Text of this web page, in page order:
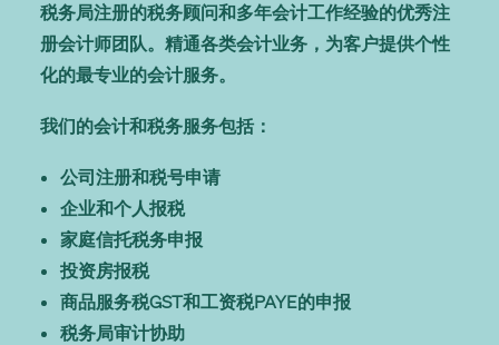
税务局注册的税务顾问和多年会计工作经验的优秀注
册会计师团队。精通各类会计业务，为客户提供个性
化的最专业的会计服务。
我们的会计和税务服务包括：
公司注册和税号申请
企业和个人报税
家庭信托税务申报
投资房报税
商品服务税GST和工资税PAYE的申报
税务局审计协助